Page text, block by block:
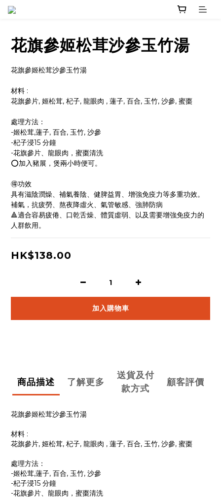
花旗參姬松茸沙參玉竹湯
花旗參姬松茸沙參玉竹湯
材料 :
花旗參片, 姬松茸, 杞子, 龍眼肉 , 蓮子, 百合, 玉竹, 沙參, 蜜棗
處理方法：
-姬松茸,蓮子, 百合, 玉竹, 沙參
-杞子浸15 分鐘
-花旗參片、龍眼肉，蜜棗清洗
⭕️加入豬展，煲兩小時便可。
🉐功效
具有滋陰潤燥、補氣養陰、健脾益胃、增強免疫力等多重功效。
補氣，抗疲勞、熬夜降虛火、氣管敏感、強肺防病
🔺適合容易疲倦、口乾舌燥、體質虛弱、以及需要增強免疫力的
人群飲用。
HK$138.00
加入購物車
商品描述 了解更多
送貨及付
款方式
顧客評價
花旗參姬松茸沙參玉竹湯
材料 :
花旗參片, 姬松茸, 杞子, 龍眼肉 , 蓮子, 百合, 玉竹, 沙參, 蜜棗
處理方法：
-姬松茸,蓮子, 百合, 玉竹, 沙參
-杞子浸15 分鐘
-花旗參片、龍眼肉，蜜棗清洗